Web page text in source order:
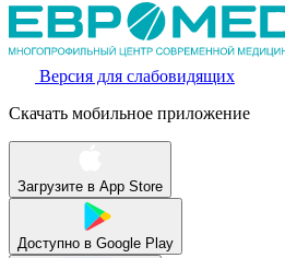
Версия для слабовидящих
Скачать мобильное приложение
Загрузите в App Store
Доступно в Google Play